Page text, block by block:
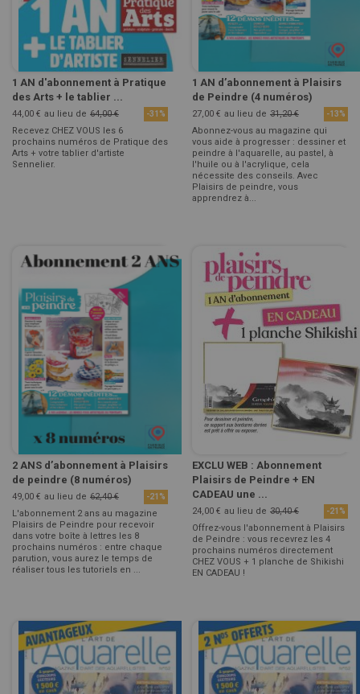
1 AN d'abonnement à Pratique
des Arts + le tablier ...
44,00 € au lieu de 64,00 € -31%
Recevez CHEZ VOUS les 6
prochains numéros de Pratique des
Arts + votre tablier d'artiste
Sennelier.
1 AN d’abonnement à Plaisirs
de Peindre (4 numéros)
27,00 € au lieu de 31,20 € -13%
Abonnez-vous au magazine qui
vous aide à progresser : dessiner et
peindre à l'aquarelle, au pastel, à
l'huile ou à l'acrylique, cela
nécessite des conseils. Avec
Plaisirs de peindre, vous
apprendrez à...
2 ANS d’abonnement à Plaisirs
de peindre (8 numéros)
49,00 € au lieu de 62,40 € -21%
L'abonnement 2 ans au magazine
Plaisirs de Peindre pour recevoir
dans votre boîte à lettres les 8
prochains numéros : entre chaque
parution, vous aurez le temps de
réaliser tous les tutoriels en ...
EXCLU WEB : Abonnement
Plaisirs de Peindre + EN
CADEAU une ...
24,00 € au lieu de 30,40 € -21%
Offrez-vous l'abonnement à Plaisirs
de Peindre : vous recevrez les 4
prochains numéros directement
CHEZ VOUS + 1 planche de Shikishi
EN CADEAU !